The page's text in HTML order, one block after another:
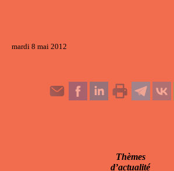
mardi 8 mai 2012
Thèmes
d’actualité